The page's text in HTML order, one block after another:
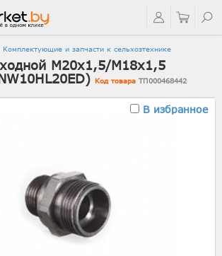
Комплектующие и запчасти к сельхозтехнике
M20x1,5/M18x1,5
Код товара ТП000468442
В избранное